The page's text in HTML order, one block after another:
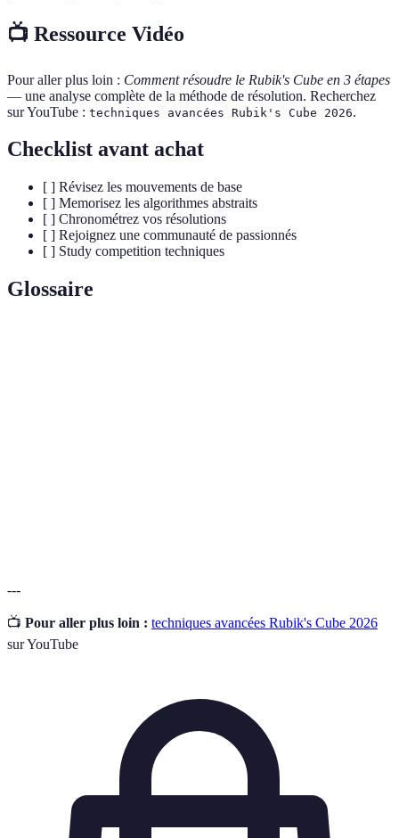
📺 Ressource Vidéo
Pour aller plus loin : Comment résoudre le Rubik's Cube en 3 étapes
— une analyse complète de la méthode de résolution. Recherchez
sur YouTube : techniques avancées Rubik's Cube 2026.
Checklist avant achat
[ ] Révisez les mouvements de base
[ ] Memorisez les algorithmes abstraits
[ ] Chronométrez vos résolutions
[ ] Rejoignez une communauté de passionnés
[ ] Study competition techniques
Glossaire
---
📺 Pour aller plus loin : techniques avancées Rubik's Cube 2026
sur YouTube